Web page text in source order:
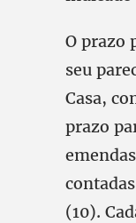
O prazo
seu
Casa,
prazo
(10).